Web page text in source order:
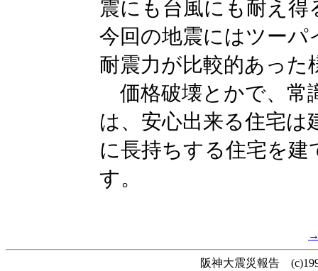
震にも台風にも耐え
今回の地震にはツー
耐震力が比較的あった
価格破壊とかで、常
は、安心出来る住宅
に長持ちする住宅を
す。
阪神大震災報告